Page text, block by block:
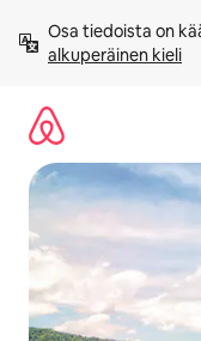
sisältö
väliin
Osa tiedoista on
alkuperäinen kieli